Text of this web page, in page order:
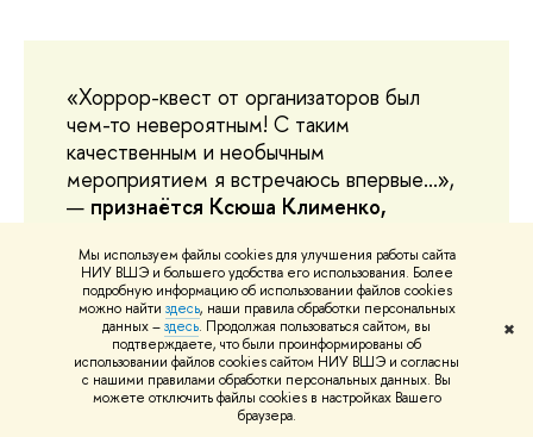
Мы используем файлы cookies для улучшения работы сайта
НИУ ВШЭ и большего удобства его использования. Более
подробную информацию об использовании файлов cookies
можно найти здесь, наши правила обработки персональных
данных –здесь. Продолжая пользоваться сайтом, вы
подтверждаете, что были проинформированы об
использовании файлов cookies сайтом НИУ ВШЭ и согласны
с нашими правилами обработки персональных данных. Вы
можете отключить файлы cookies в настройках Вашего
браузера.
✖
«Хоррор-квест от организаторов был
чем-то невероятным! С таким
качественным и необычным
мероприятием я встречаюсь впервые...»,
— признаётся Ксюша Клименко,